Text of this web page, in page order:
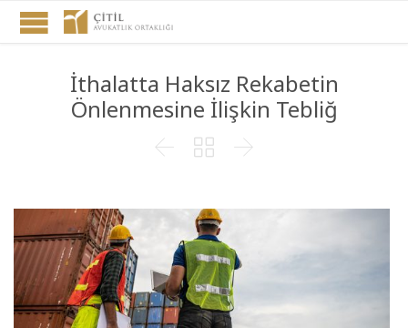
İthalatta Haksız Rekabetin
Önlenmesine İlişkin Tebliğ
  